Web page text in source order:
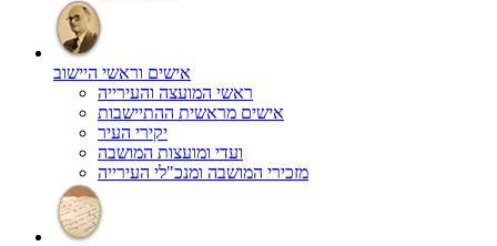
אישים וראשי היישוב
ראשי המועצה והעירייה
אישים מראשית ההתיישבות
יקירי העיר
ועדי ומועצות המושבה
מזכירי המושבה ומנכ"לי העירייה